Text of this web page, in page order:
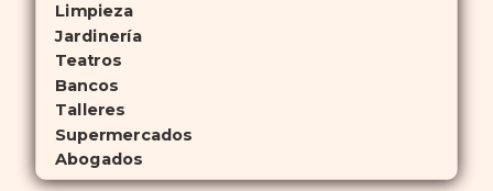
Limpieza
Jardinería
Teatros
Bancos
Talleres
Supermercados
Abogados